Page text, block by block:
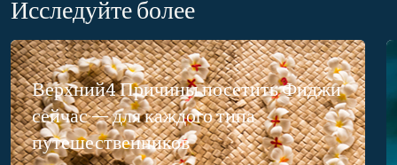
Исследуйте более
Верхний4 Причины посетить Фиджи
сейчас — для каждого типа
путешественников